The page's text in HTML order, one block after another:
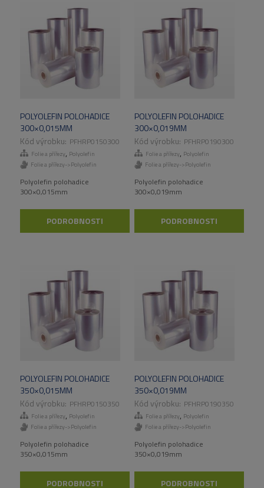
POLYOLEFIN POLOHADICE
300×0,015MM
PFHRP0150300
Folie a přířezy, Polyolefin
Folie a přířezy->Polyolefin
Polyolefin polohadice
300×0,015mm
PODROBNOSTI
POLYOLEFIN POLOHADICE
300×0,019MM
PFHRP0190300
Folie a přířezy, Polyolefin
Folie a přířezy->Polyolefin
Polyolefin polohadice
300×0,019mm
PODROBNOSTI
POLYOLEFIN POLOHADICE
350×0,015MM
PFHRP0150350
Folie a přířezy, Polyolefin
Folie a přířezy->Polyolefin
Polyolefin polohadice
350×0,015mm
PODROBNOSTI
POLYOLEFIN POLOHADICE
350×0,019MM
PFHRP0190350
Folie a přířezy, Polyolefin
Folie a přířezy->Polyolefin
Polyolefin polohadice
350×0,019mm
PODROBNOSTI